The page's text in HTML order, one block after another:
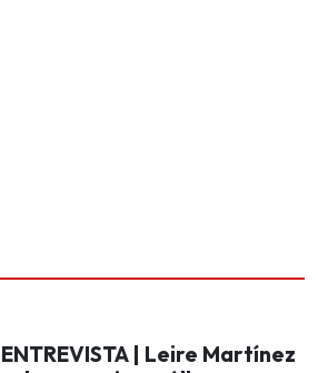
ENTREVISTA | Leire Martínez